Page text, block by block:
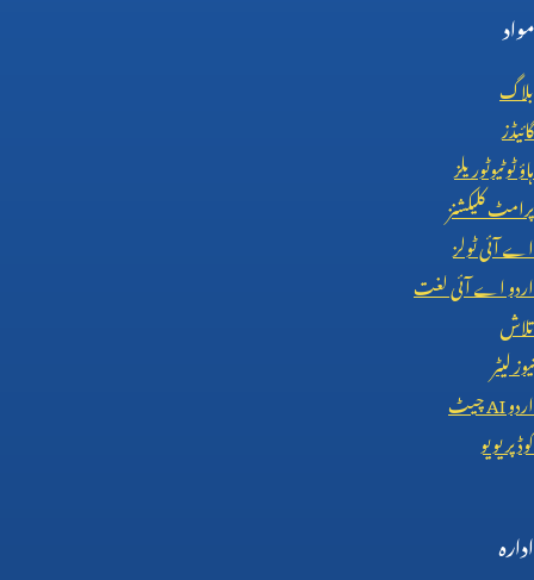
مواد
بلاگ
گائیڈز
ہاؤ ٹو ٹیوٹوریلز
پرامٹ کلیکشنز
اے آئی ٹولز
اردو اے آئی لغت
تلاش
نیوز لیٹر
اردوAIچیٹ
کوڈ پریویو
ادارہ